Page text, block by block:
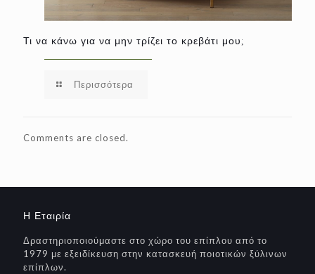
Τι να κάνω για να μην τρίζει το κρεβάτι μου;
Περισσότερα
Comments are closed.
Η Εταιρία
Δραστηριοποιούμαστε στο χώρο του επίπλου από το
1979 με εξειδίκευση στην κατασκευή ποιοτικών ξύλινων
επίπλων.